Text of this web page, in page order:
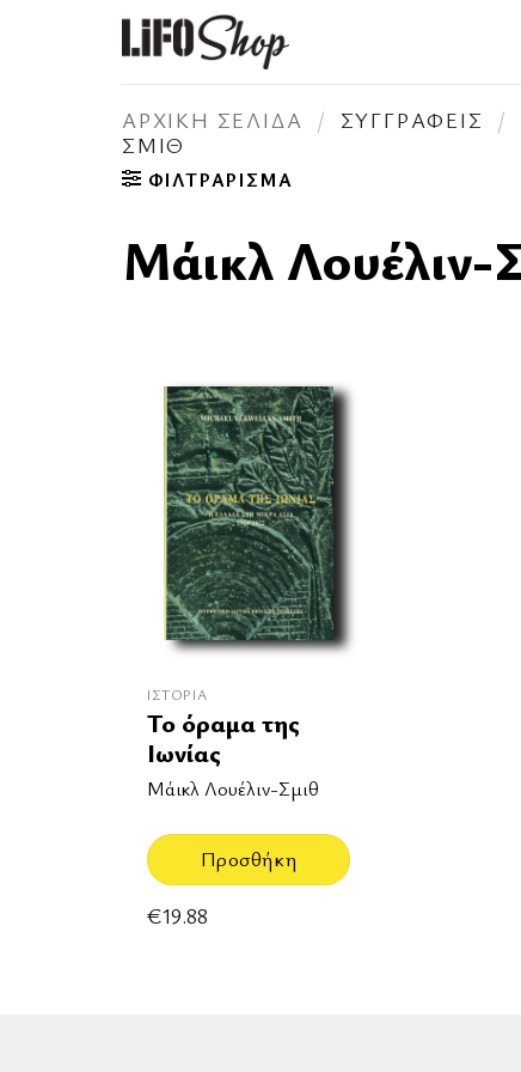
ΑΡΧΙΚΉ ΣΕΛΊΔΑ / ΣΥΓΓΡΑΦΕΊΣ /
ΣΜΙΘ
ΦΙΛΤΡΆΡΙΣΜΑ
Μάικλ Λουέλιν-
ΙΣΤΟΡΊΑ
Το όραμα της
Ιωνίας
Μάικλ Λουέλιν-Σμιθ
Προσθήκη
€19.88